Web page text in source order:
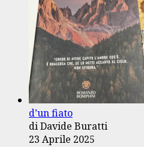
d’un fiato
di Davide Buratti
23 Aprile 2025